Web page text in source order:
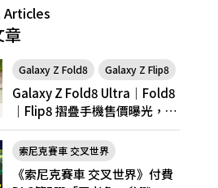
Articles
Galaxy Z Fold8 Galaxy Z Flip8
Galaxy Z Fold8 Ultra｜Fold8
｜Flip8 摺疊手機售價曝光，開
放預購
索尼克賽車 交叉世界
《索尼克賽車 交叉世界》付費